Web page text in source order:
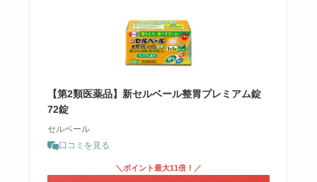
【第2類医薬品】新セルベール整胃プレミアム錠
72錠
セルベール
口コミを見る
＼ポイント最大11倍！／